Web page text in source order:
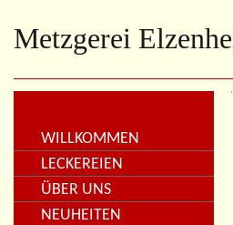
Metzgerei
WILLKOMMEN
LECKEREIEN
ÜBER UNS
NEUHEITEN